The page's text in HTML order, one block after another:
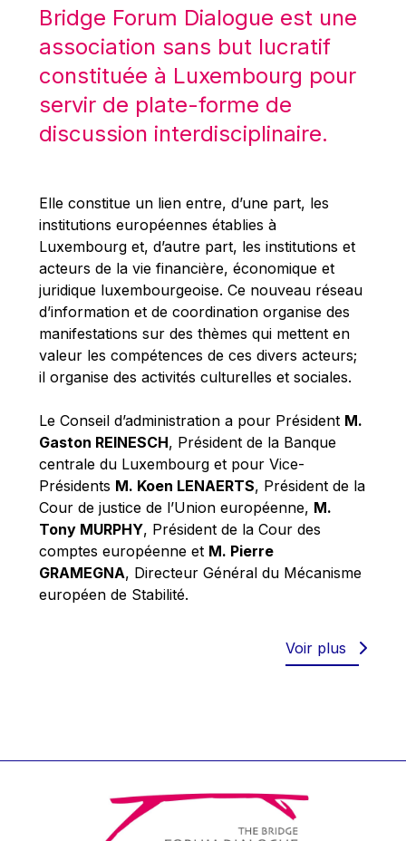
Mario Centeno
Mario Monti
Maroš ŠEFČOVIČ
Martin Bailey
Martine Reicherts
Michael Sohlman
Michel Goedert
Mireille Delmas-Marty
Nobuo Tanaka
Otmar Issing
Paolo Mengozzi
Paschal Donohoe
Pat Cox
Patrizia Nanz
Philippe Maystadt
Pierre Gramegna
Richard Pelly
Robert Goebbels
Robert REYNDERS
Timothy Radcliffe
Vaclav Klaus
Vassilios Skouris
Bridge Forum Dialogue est une
association sans but lucratif
constituée à Luxembourg pour
servir de plate-forme de
discussion interdisciplinaire.
Elle constitue un lien entre, d’une part, les
institutions européennes établies à
Luxembourg et, d’autre part, les institutions et
acteurs de la vie financière, économique et
juridique luxembourgeoise. Ce nouveau réseau
d’information et de coordination organise des
manifestations sur des thèmes qui mettent en
valeur les compétences de ces divers acteurs;
il organise des activités culturelles et sociales.
Le Conseil d’administration a pour Président M.
Gaston REINESCH, Président de la Banque
centrale du Luxembourg et pour Vice-
Présidents M. Koen LENAERTS, Président de la
Cour de justice de l’Union européenne, M.
Tony MURPHY, Président de la Cour des
comptes européenne et M. Pierre
GRAMEGNA, Directeur Général du Mécanisme
européen de Stabilité.
Voir plus